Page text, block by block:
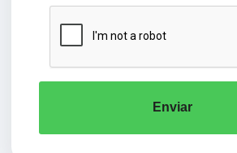
Enviar